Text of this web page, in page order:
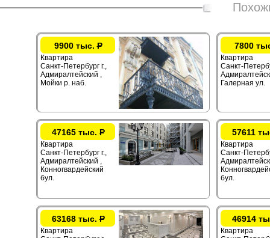
9900 тыс.Р
Квартира
Санкт-Петербург г.,
Адмиралтейский ,
Мойки р. наб.
7800
Квартира
Санкт-
Галерная ул.
47165 тыс.Р
Квартира
Санкт-Петербург г.,
Адмиралтейский ,
Конногвардейский
бул.
57611
Квартира
Санкт-
бул.
63168 тыс.Р
Квартира
46914
Квартира